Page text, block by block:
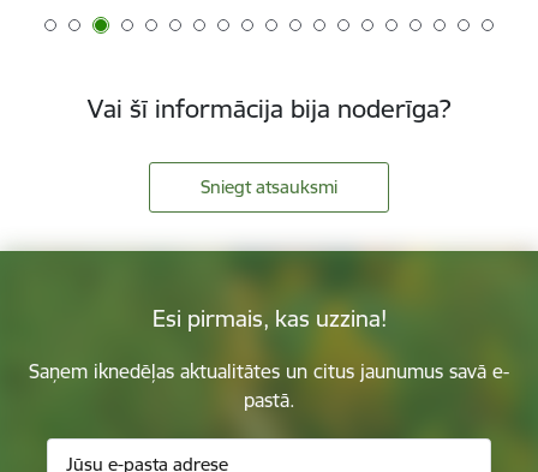
Vai šī informācija bija noderīga?
Sniegt atsauksmi
Esi pirmais, kas uzzina!
Saņem iknedēļas aktualitātes un citus jaunumus savā e-
pastā.